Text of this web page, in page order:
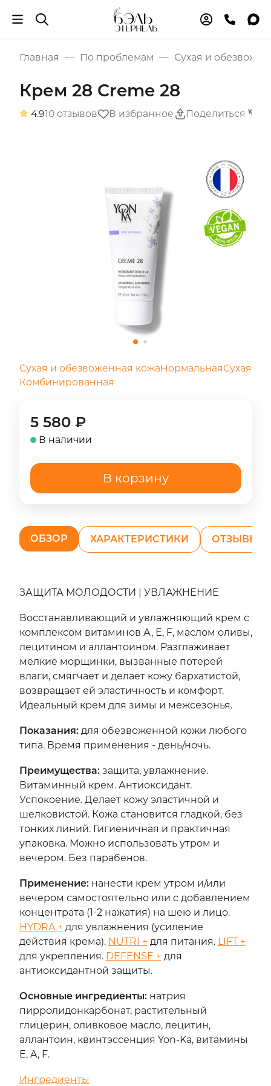
Главная По проблемам Сухая и
Крем 28 Creme 28
4.910 отзывов В избранное Поделиться
Сухая и обезвоженная кожаНормальнаяСухая
Комбинированная
5 580 ₽
В наличии
В корзину
ОБЗОР ХАРАКТЕРИСТИКИ ОТЗЫВЫ
ЗАЩИТА МОЛОДОСТИ | УВЛАЖНЕНИЕ
Восстанавливающий и увлажняющий крем с
комплексом витаминов А, Е, F, маслом оливы,
лецитином и аллантоином. Разглаживает
мелкие морщинки, вызванные потерей
влаги, смягчает и делает кожу бархатистой,
возвращает ей эластичность и комфорт.
Идеальный крем для зимы и межсезонья.
Показания:для обезвоженной кожи любого
типа. Время применения - день/ночь.
Преимущества:защита, увлажнение.
Витаминный крем. Антиоксидант.
Успокоение. Делает кожу эластичной и
шелковистой. Кожа становится гладкой, без
тонких линий. Гигиеничная и практичная
упаковка. Можно использовать утром и
вечером. Без парабенов.
Применение:нанести крем утром и/или
вечером самостоятельно или с добавлением
концентрата (1-2 нажатия) на шею и лицо.
HYDRA + для увлажнения (усиление
действия крема). NUTRI + для питания. LIFT +
для укрепления. DEFENSE + для
антиоксидантной защиты.
Основные ингредиенты:натрия
пирролидонкарбонат, растительный
глицерин, оливковое масло, лецитин,
аллантоин, квинтэссенция Yon-Ka, витамины
E, A, F.
Ингредиенты